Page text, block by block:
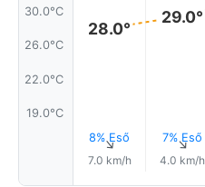
30.0°C
26.0°C
22.0°C
19.0°C
28.0°
8% Eső
↑
7.0 km/h
29.0°
7% Eső
↑
4.0 km/h